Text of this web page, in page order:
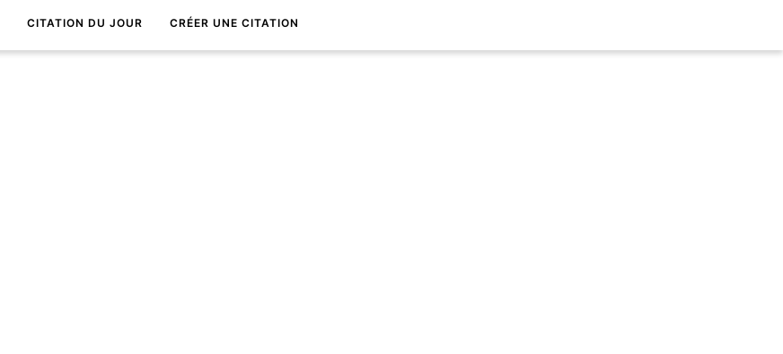
CITATION DU JOUR CRÉER UNE CITATION